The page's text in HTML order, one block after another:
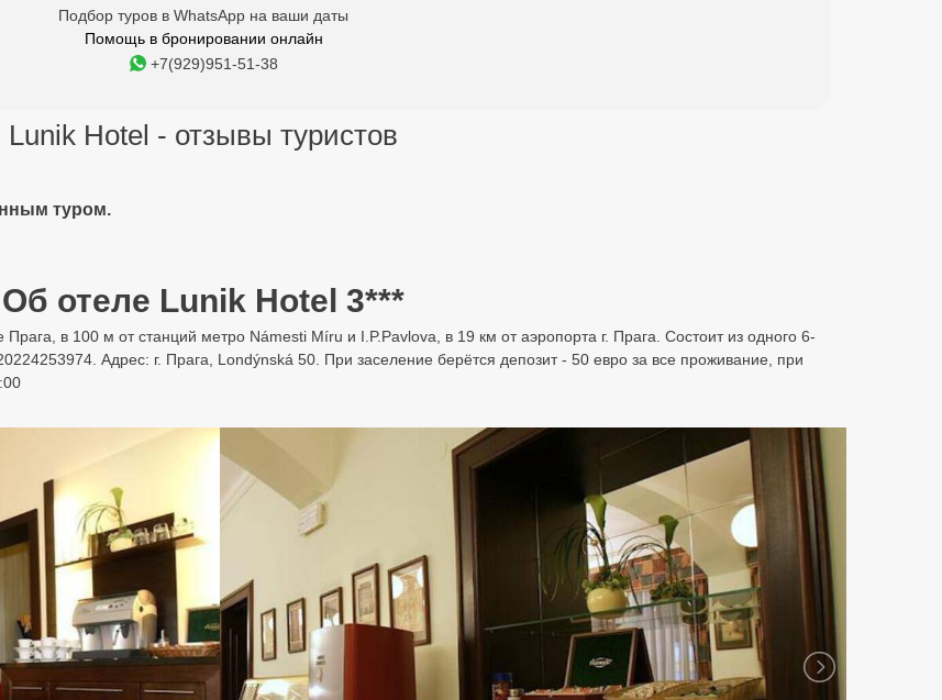
Подбор туров в WhatsApp на ваши даты
Помощь в бронировании онлайн
+7(929)951-51-38
Lunik Hotel - отзывы туристов
туром.
Об отеле Lunik Hotel 3***
в 100 м от станций метро Námesti Míru и I.P.Pavlova, в 19 км от аэропорта г. Прага. Состоит из одного 6-
Адрес: г. Прага, Londýnská 50. При заселение берётся депозит - 50 евро за все проживание, при